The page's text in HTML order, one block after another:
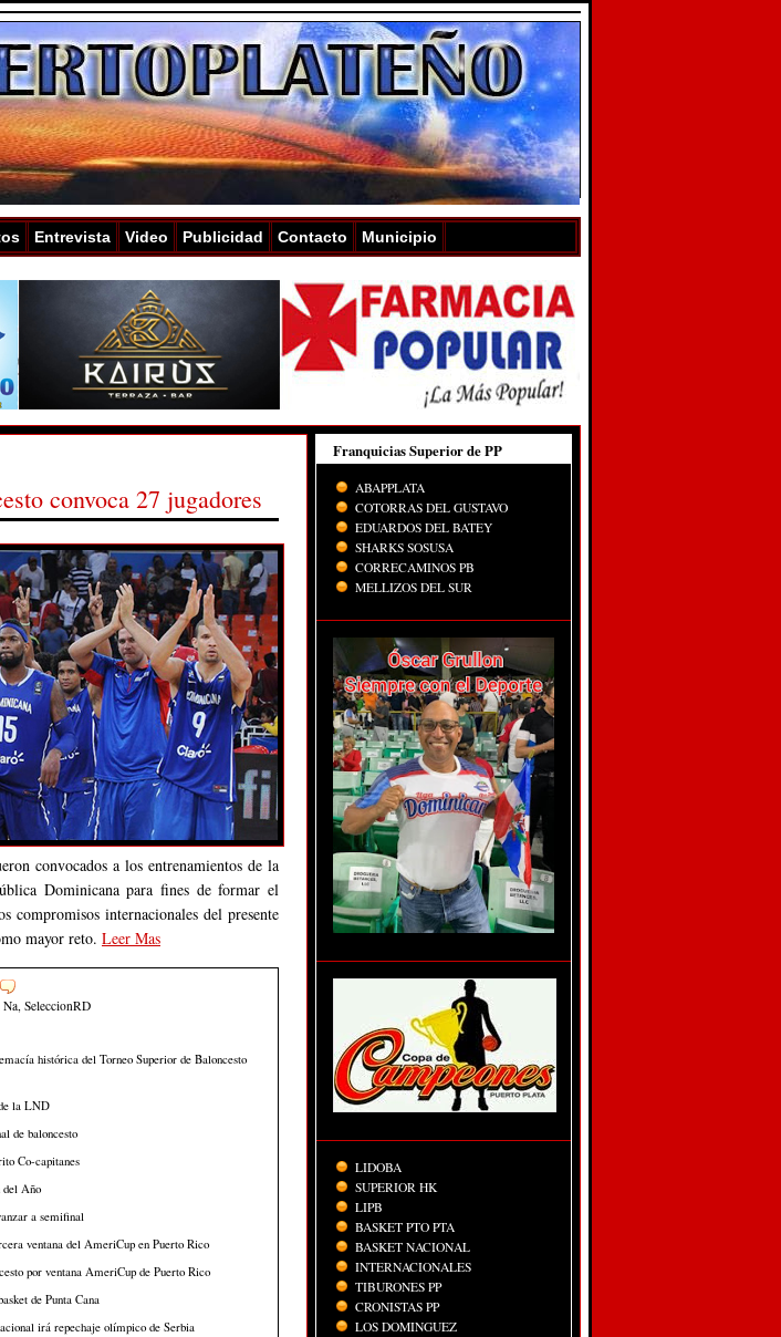
Entrevista Video Publicidad Contacto Municipio
convoca 27 jugadores
convocados a los entrenamientos de la
Dominicana para fines de formar el
compromisos internacionales del presente
mayor reto. Leer Mas
Na, SeleccionRD
histórica del Torneo Superior de Baloncesto
la LND
de baloncesto
Co-capitanes
del Año
a semifinal
ventana del AmeriCup en Puerto Rico
por ventana AmeriCup de Puerto Rico
de Punta Cana
irá repechaje olímpico de Serbia
Franquicias Superior de PP
ABAPPLATA
COTORRAS DEL GUSTAVO
EDUARDOS DEL BATEY
SHARKS SOSUSA
CORRECAMINOS PB
MELLIZOS DEL SUR
LIDOBA
SUPERIOR HK
LIPB
BASKET PTO PTA
BASKET NACIONAL
INTERNACIONALES
TIBURONES PP
CRONISTAS PP
LOS DOMINGUEZ